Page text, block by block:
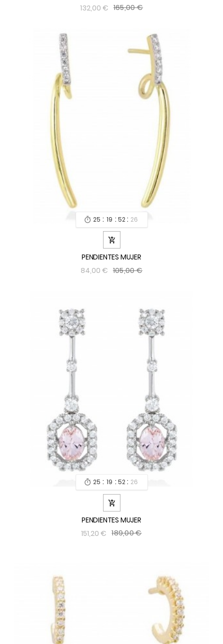
132,00 € 165,00 €
 25 : 19 : 52 : 24

PENDIENTES MUJER
84,00 € 105,00 €
 25 : 19 : 52 : 24

PENDIENTES MUJER
151,20 € 189,00 €